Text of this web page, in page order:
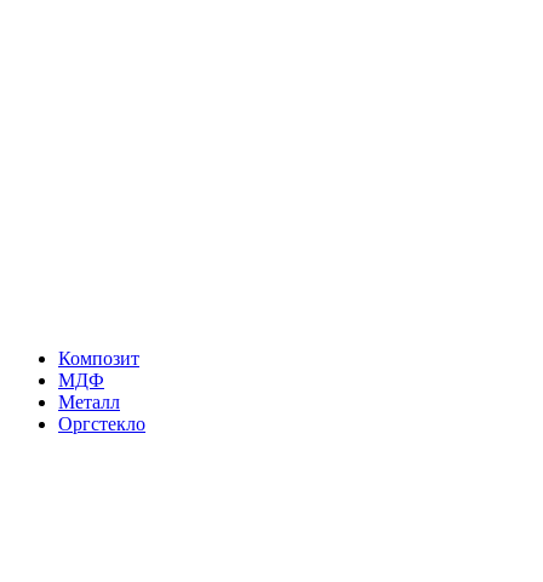
Композит
МДФ
Металл
Оргстекло